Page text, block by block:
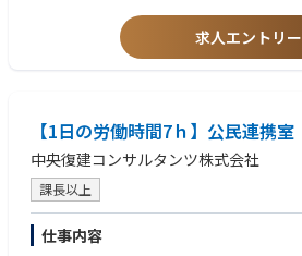
求人エントリー
【1⽇の労働時間7ｈ】公民連携室
中央復建コンサルタンツ株式会社
課長以上
仕事内容